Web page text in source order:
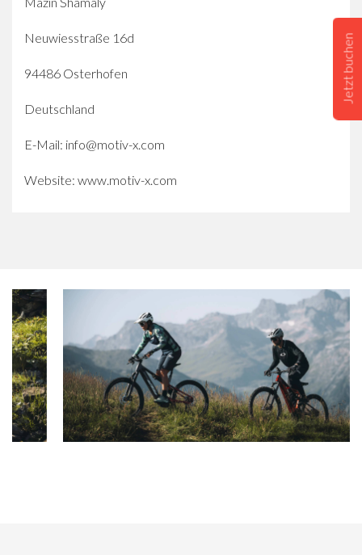
Jetzt buchen
Neuwiesstraße 16d
94486 Osterhofen
Deutschland
E-Mail: info@motiv-x.com
Website: www.motiv-x.com